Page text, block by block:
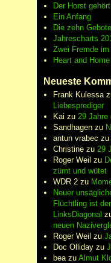
Der Horst
Ein Anfang
Die zehn
Jahrescharts
Zwei Fremde im
Heart and Home
Neueste
Frank Kulessa
Liebesprediger
Kai zu 29 Jahre
Sandhagenzu
antun vrabec zu
Christinezu 29
Roger Weil zu
zürnt und wütet
WDR 2zu
Neuer
Flüchtling ist
LinksDiagonal
neuen
Roger Weil zu
Doc Ollidayzu
beazu Almut